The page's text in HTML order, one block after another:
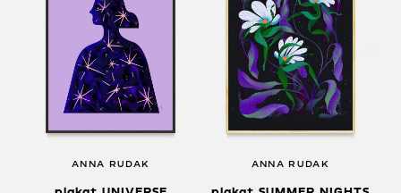
ANNA RUDAK ANNA RUDAK